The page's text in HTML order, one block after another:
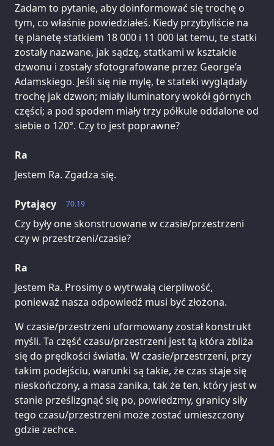
Zadam to pytanie, aby doinformować się trochę o
tym, co właśnie powiedziałeś. Kiedy przybyliście na
tę planetę statkiem 18 000 i 11 000 lat temu, te statki
zostały nazwane, jak sądzę, statkami w kształcie
dzwonu i zostały sfotografowane przez George’a
Adamskiego. Jeśli się nie mylę, te stateki wyglądały
trochę jak dzwon; miały iluminatory wokół górnych
części; a pod spodem miały trzy półkule oddalone od
siebie o 120°. Czy to jest poprawne?
Ra
Jestem Ra. Zgadza się.
70.19
Pytający
Czy były one skonstruowane w czasie/przestrzeni
czy w przestrzeni/czasie?
Ra
Jestem Ra. Prosimy o wytrwałą cierpliwość,
ponieważ nasza odpowiedź musi być złożona.
W czasie/przestrzeni uformowany został konstrukt
myśli. Ta część czasu/przestrzeni jest tą która zbliża
się do prędkości światła. W czasie/przestrzeni, przy
takim podejściu, warunki są takie, że czas staje się
nieskończony, a masa zanika, tak że ten, który jest w
stanie prześlizgnąć się po, powiedzmy, granicy siły
tego czasu/przestrzeni może zostać umieszczony
gdzie zechce.